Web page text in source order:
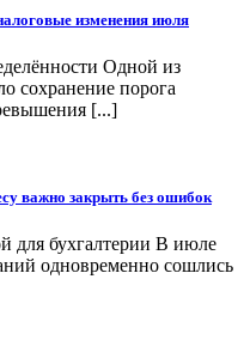
изменения июля
Одной из
сохранение порога
[...]
важно закрыть без ошибок
для бухгалтерии В июле
одновременно сошлись